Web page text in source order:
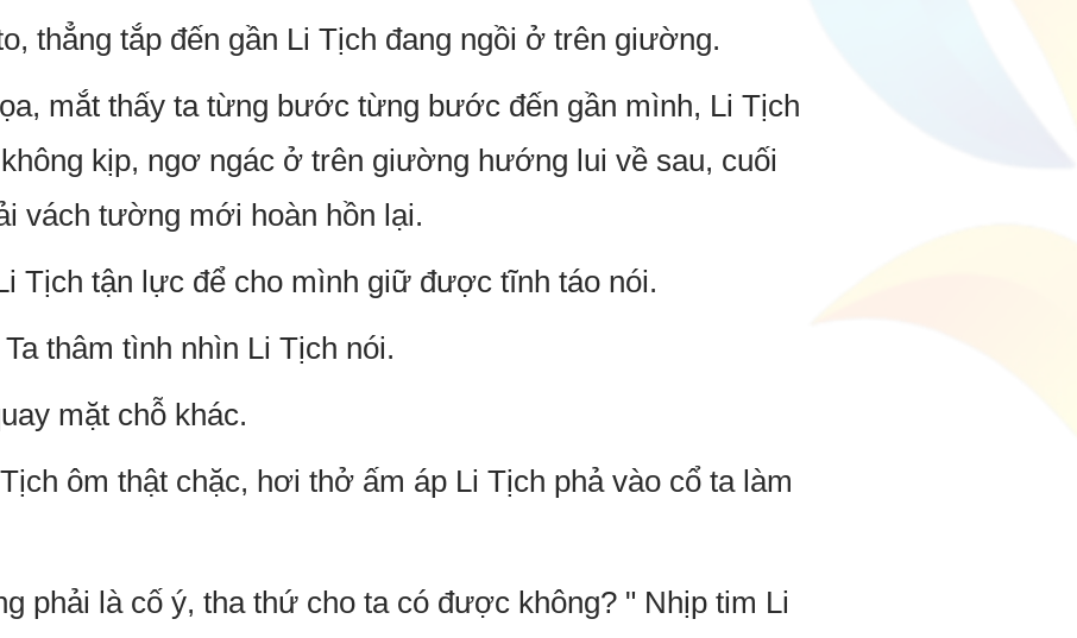
thẳng tắp đến gần Li Tịch đang ngồi ở trên giường.
mắt thấy ta từng bước từng bước đến gần mình, Li Tịch
kịp, ngơ ngác ở trên giường hướng lui về sau, cuối
vách tường mới hoàn hồn lại.
Tịch tận lực để cho mình giữ được tĩnh táo nói.
thâm tình nhìn Li Tịch nói.
mặt chỗ khác.
ôm thật chặc, hơi thở ấm áp Li Tịch phả vào cổ ta làm
phải là cố ý, tha thứ cho ta có được không? " Nhịp tim Li